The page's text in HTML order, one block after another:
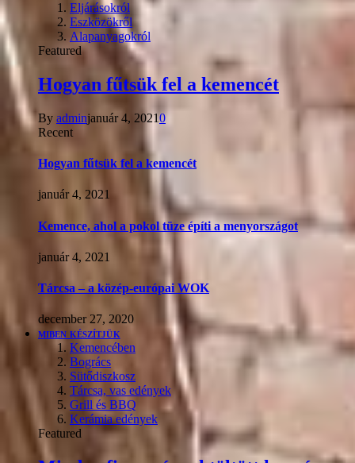
Eljárásokról
Eszközökről
Alapanyagokról
Featured
Hogyan fűtsük fel a kemencét
By adminjanuár 4, 20210
Recent
Hogyan fűtsük fel a kemencét
január 4, 2021
Kemence, ahol a pokol tüze építi a menyországot
január 4, 2021
Tárcsa – a közép-európai WOK
december 27, 2020
MIBEN KÉSZÍTJÜK
Kemencében
Bogrács
Sütődiszkosz
Tárcsa, vas edények
Grill és BBQ
Kerámia edények
Featured